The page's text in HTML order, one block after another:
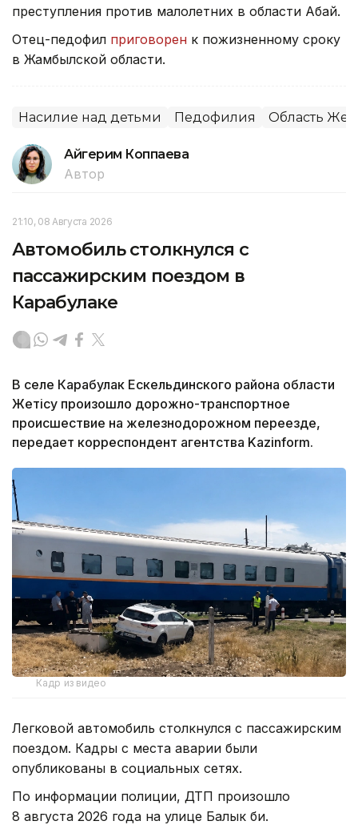
преступления против малолетних в области Абай.
Отец-педофил приговорен к пожизненному сроку
в Жамбылской области.
Насилие над детьми Педофилия Область
Айгерим Коппаева
Автор
21:10, 08 Августа 2026
Автомобиль столкнулся с
пассажирским поездом в
Карабулаке
В селе Карабулак Ескельдинского района области
Жетісу произошло дорожно-транспортное
происшествие на железнодорожном переезде,
передает корреспондент агентства Kazinform.
Кадр из видео
Легковой автомобиль столкнулся с пассажирским
поездом. Кадры с места аварии были
опубликованы в социальных сетях.
По информации полиции, ДТП произошло
8 августа 2026 года на улице Балык би.